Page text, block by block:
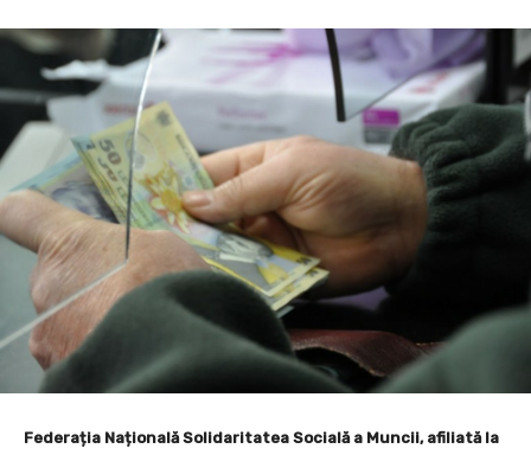
Federația Națională Solidaritatea Socială a Muncii, afiliată la